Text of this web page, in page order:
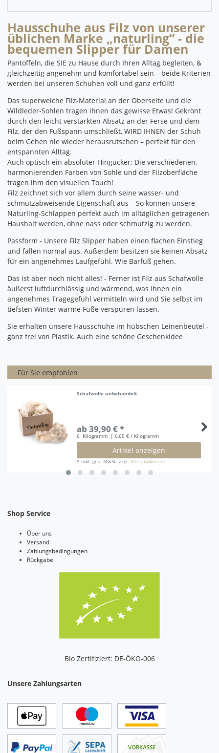
Hausschuhe aus Filz von unserer
üblichen Marke „naturling“ - die
bequemen Slipper für Damen
Pantoffeln, die SIE zu Hause durch Ihren Alltag begleiten, &
gleichzeitig angenehm und komfortabel sein – beide Kriterien
werden bei unseren Schuhen voll und ganz erfüllt!
Das superweiche Filz-Material an der Oberseite und die
Wildleder-Sohlen tragen ihnen das gewisse Etwas! Gekrönt
durch den leicht verstärkten Absatz an der Ferse und dem
Filz, der den Fußspann umschließt, WIRD IHNEN der Schuh
beim Gehen nie wieder herausrutschen – perfekt für den
entspannten Alltag.
Auch optisch ein absoluter Hingucker: Die verschiedenen,
harmonierenden Farben von Sohle und der Filzoberfläche
tragen ihm den visuellen Touch!
Filz zeichnet sich vor allem durch seine wasser- und
schmutzabweisende Eigenschaft aus – So können unsere
Naturling-Schlappen perfekt auch im alltäglichen getragenen
Haushalt werden, ohne nass oder schmutzig zu werden.
Passform - Unsere Filz Slipper haben einen flachen Einstieg
und fallen normal aus. Außerdem besitzen sie keinen Absatz
für ein angenehmes Laufgefühl. Wie Barfuß gehen.
Das ist aber noch nicht alles! - Ferner ist Filz aus Schafwolle
äußerst luftdurchlässig und wärmend, was Ihnen ein
angenehmes Tragegefühl vermitteln wird und Sie selbst im
tiefsten Winter warme Füße verspüren lassen.
Sie erhalten unsere Hausschuhe im hübschen Leinenbeutel -
ganz frei von Plastik. Auch eine schöne Geschenkidee
Für Sie empfohlen
Schafwolle unbehandelt
ab 39,90 € *
6 Kilogramm | 6,65 € / Kilogramm
Artikel anzeigen
* inkl. ges. MwSt. zzgl.Versandkosten
Shop Service
Über uns
Versand
Zahlungsbedingungen
Rückgabe
Bio Zertifiziert: DE-ÖKO-006
Unsere Zahlungsarten